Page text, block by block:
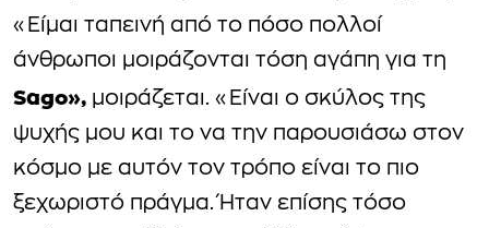
«Είμαι ταπεινή από το πόσο πολλοί
άνθρωποι μοιράζονται τόση αγάπη για τη
Sago», μοιράζεται. «Είναι ο σκύλος της
ψυχής μου και το να την παρουσιάσω στον
κόσμο με αυτόν τον τρόπο είναι το πιο
ξεχωριστό πράγμα. Ήταν επίσης τόσο